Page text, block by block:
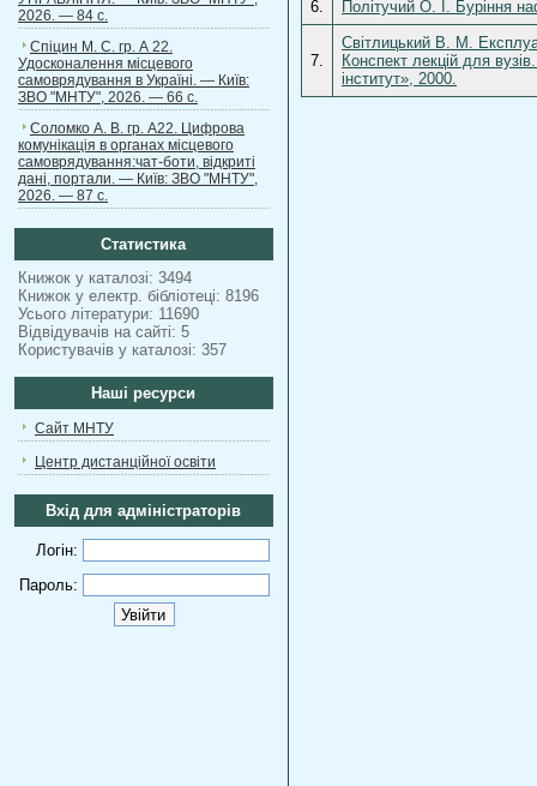
2026. — 84 с.
Спіцин М. С. гр. А 22.
Удосконалення місцевого
самоврядування в Україні. — Київ:
ЗВО "МНТУ", 2026. — 66 с.
Соломко А. В. гр. А22. Цифрова
комунікація в органах місцевого
самоврядування:чат-боти, відкриті
дані, портали. — Київ: ЗВО "МНТУ",
2026. — 87 с.
Статистика
Книжок у каталозі: 3494
Книжок у електр. бібліотеці: 8196
Усього літератури: 11690
Відвідувачів на сайті: 5
Користувачів у каталозі: 357
Наші ресурси
Сайт МНТУ
Центр дистанційної освіти
Вхід для адміністраторів
Логін:
Пароль:
6.
Політучий О. І. Буріння
7.
Світлицький В. М.
Конспект лекцій для
інститут», 2000.